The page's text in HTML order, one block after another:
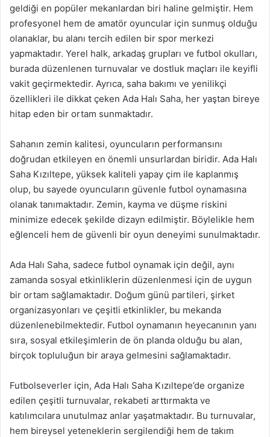
geldiği en popüler mekanlardan biri haline gelmiştir. Hem
profesyonel hem de amatör oyuncular için sunmuş olduğu
olanaklar, bu alanı tercih edilen bir spor merkezi
yapmaktadır. Yerel halk, arkadaş grupları ve futbol okulları,
burada düzenlenen turnuvalar ve dostluk maçları ile keyifli
vakit geçirmektedir. Ayrıca, saha bakımı ve yenilikçi
özellikleri ile dikkat çeken Ada Halı Saha, her yaştan bireye
hitap eden bir ortam sunmaktadır.
Sahanın zemin kalitesi, oyuncuların performansını
doğrudan etkileyen en önemli unsurlardan biridir. Ada Halı
Saha Kızıltepe, yüksek kaliteli yapay çim ile kaplanmış
olup, bu sayede oyuncuların güvenle futbol oynamasına
olanak tanımaktadır. Zemin, kayma ve düşme riskini
minimize edecek şekilde dizayn edilmiştir. Böylelikle hem
eğlenceli hem de güvenli bir oyun deneyimi sunulmaktadır.
Ada Halı Saha, sadece futbol oynamak için değil, aynı
zamanda sosyal etkinliklerin düzenlenmesi için de uygun
bir ortam sağlamaktadır. Doğum günü partileri, şirket
organizasyonları ve çeşitli etkinlikler, bu mekanda
düzenlenebilmektedir. Futbol oynamanın heyecanının yanı
sıra, sosyal etkileşimlerin de ön planda olduğu bu alan,
birçok topluluğun bir araya gelmesini sağlamaktadır.
Futbolseverler için, Ada Halı Saha Kızıltepe’de organize
edilen çeşitli turnuvalar, rekabeti arttırmakta ve
katılımcılara unutulmaz anlar yaşatmaktadır. Bu turnuvalar,
hem bireysel yeteneklerin sergilendiği hem de takım